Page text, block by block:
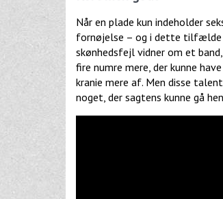
Når en plade kun indeholder
fornøjelse – og i dette
skønhedsfejl vidner om et
fire numre mere, der kunne
kranie mere af. Men disse
noget, der sagtens kunne gå